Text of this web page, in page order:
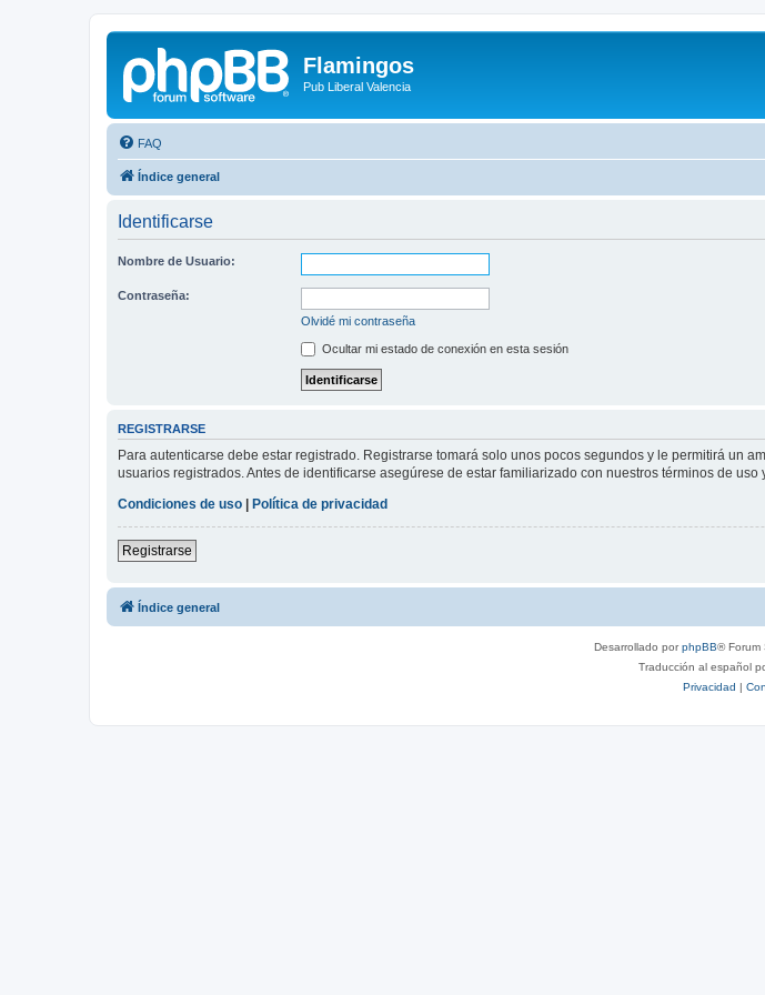
Flamingos
Pub Liberal Valencia
FAQ
Índice general
Identificarse
Nombre de Usuario:
Contraseña:
Olvidé mi contraseña
Ocultar mi estado de conexión en esta sesión
REGISTRARSE
Para autenticarse debe estar registrado. Registrarse tomará solo unos pocos segundos y le permitirá un
usuarios registrados. Antes de identificarse asegúrese de estar familiarizado con nuestros términos de
Condiciones de uso | Política de privacidad
Registrarse
Índice general
Desarrollado porphpBB® Forum
Traducción al español
Privacidad |